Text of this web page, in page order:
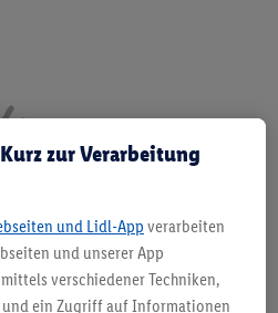
zur Verarbeitung
und Lidl-App verarbeiten
und unserer App
verschiedener Techniken,
ein Zugriff auf Informationen